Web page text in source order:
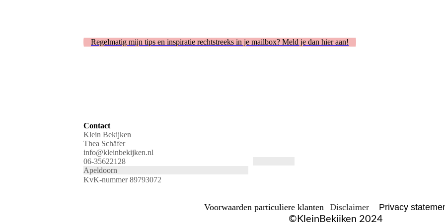
Regelmatig mijn tips en inspiratie rechtstreeks in je mailbox? Meld je dan hier aan!
Contact
Klein Bekijken
Thea Schäfer
info@kleinbekijken.nl
06-35622128
Apeldoorn
KvK-nummer 89793072
Voorwaarden particuliere klanten Disclaimer
Privacy
©KleinBekijken 2024